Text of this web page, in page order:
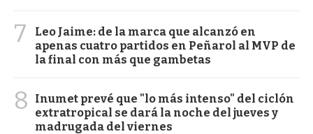
7
Leo Jaime: de la marca que alcanzó en
apenas cuatro partidos en Peñarol al MVP de
la final con más que gambetas
8
Inumet prevé que "lo más intenso" del ciclón
extratropical se dará la noche del jueves y
madrugada del viernes